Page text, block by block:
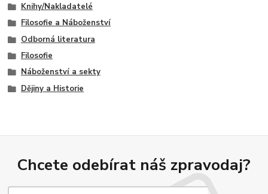
Knihy/Nakladatelé
Filosofie a Náboženství
Odborná literatura
Filosofie
Náboženství a sekty
Dějiny a Historie
Chcete odebírat náš zpravodaj?